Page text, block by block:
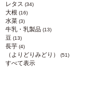
レタス (34)
大根 (16)
水菜 (3)
牛乳・乳製品 (13)
豆 (13)
長芋 (4)
（よりどりみどり） (51)
すべて表示